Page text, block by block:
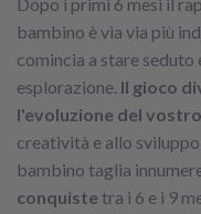
bambino è via via più
comincia a stare seduto
esplorazione. Il gioco
l'evoluzione del
creatività e allo
bambino taglia
conquistetra i 6 e i 9